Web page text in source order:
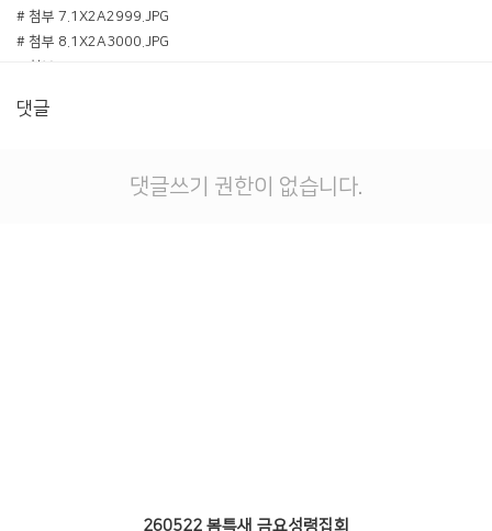
# 첨부 7.1X2A2999.JPG
# 첨부 8.1X2A3000.JPG
# 첨부 11.1X2A3004.JPG
# 첨부 14.1X2A3011.JPG
댓글
댓글쓰기 권한이 없습니다.
260522 봄특새 금요성령집회